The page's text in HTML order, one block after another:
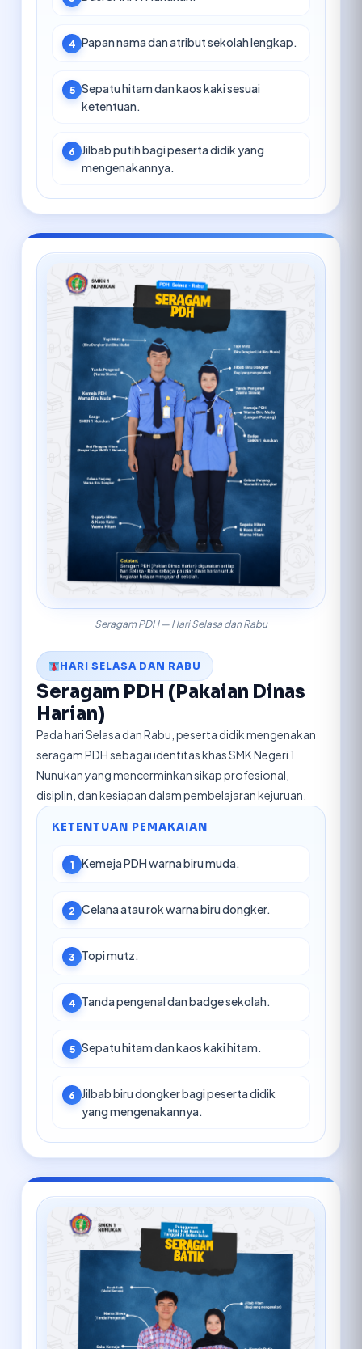
4 Papan nama dan atribut sekolah lengkap.
5 Sepatu hitam dan kaos kaki sesuai
ketentuan.
6 Jilbab putih bagi peserta didik yang
mengenakannya.
Seragam PDH — Hari Selasa dan Rabu
HARI SELASA DAN RABU
Seragam PDH (Pakaian Dinas
Harian)
Pada hari Selasa dan Rabu, peserta didik mengenakan
seragam PDH sebagai identitas khas SMK Negeri 1
Nunukan yang mencerminkan sikap profesional,
disiplin, dan kesiapan dalam pembelajaran kejuruan.
KETENTUAN PEMAKAIAN
1 Kemeja PDH warna biru muda.
2 Celana atau rok warna biru dongker.
3 Topi mutz.
4 Tanda pengenal dan badge sekolah.
5 Sepatu hitam dan kaos kaki hitam.
6 Jilbab biru dongker bagi peserta didik
yang mengenakannya.